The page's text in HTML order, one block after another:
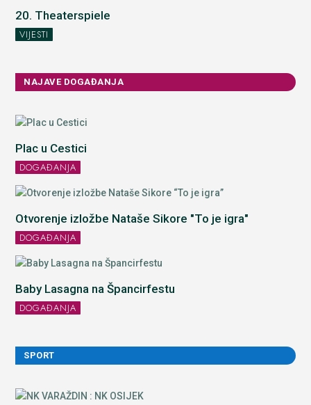
20. Theaterspiele
VIJESTI
NAJAVE DOGAĐANJA
Plac u Cestici
DOGAĐANJA
Otvorenje izložbe Nataše Sikore "To je igra"
DOGAĐANJA
Baby Lasagna na Špancirfestu
DOGAĐANJA
SPORT